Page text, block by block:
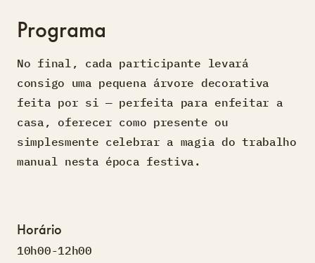
Programa
No final, cada participante levará
consigo uma pequena árvore decorativa
feita por si — perfeita para enfeitar a
casa, oferecer como presente ou
simplesmente celebrar a magia do trabalho
manual nesta época festiva.
Horário
10h00-12h00